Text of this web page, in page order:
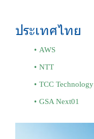
ประเทศไทย
AWS
NTT
TCC Technology
GSA Next01